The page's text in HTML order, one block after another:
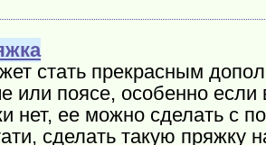
стать прекрасным
или поясе, особенно если
нет, ее можно сделать с
сделать такую пряжку